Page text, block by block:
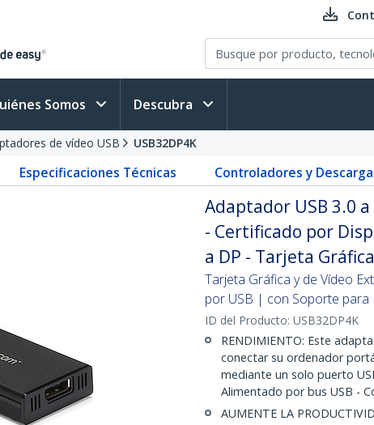
Somos Descubra
de vídeo USB USB32DP4K
Especificaciones Técnicas Controladores y
Adaptador USB 3.0
- Certificado por
a DP - Tarjeta
Tarjeta Gráfica y de Vídeo
por USB | con Soporte
ID del Producto: USB32DP4K
RENDIMIENTO: Este
conectar su ordenador
mediante un solo puerto
Alimentado por bus USB -
AUMENTE LA